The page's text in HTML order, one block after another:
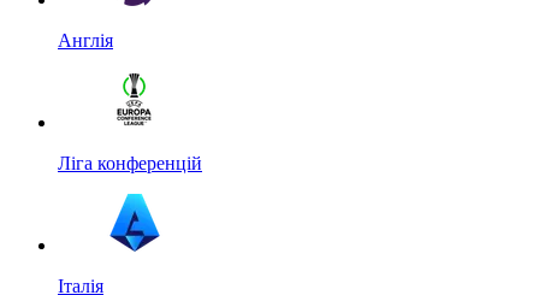
Англія
Ліга конференцій
Італія